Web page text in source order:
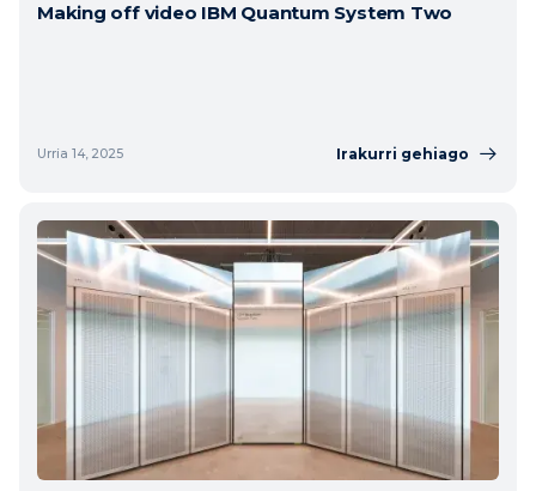
Making off video IBM Quantum System Two
Urria 14, 2025 Irakurri gehiago